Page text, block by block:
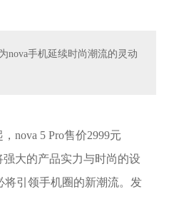
nova手机延续时尚潮流的灵动
nova 5 Pro售价2999元
强大的产品实力与时尚的设
引领手机圈的新潮流。发